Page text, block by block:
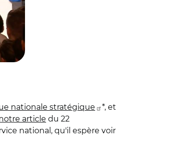
nationale stratégique
*, et
article du 22
national, qu'il espère voir